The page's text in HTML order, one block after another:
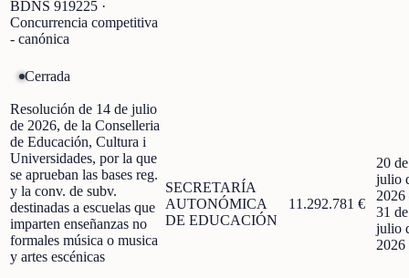
BDNS 919225 ·
Concurrencia competitiva
- canónica
Cerrada
Resolución de 14 de julio
de 2026, de la Conselleria
de Educación, Cultura i
Universidades, por la que
se aprueban las bases reg.
y la conv. de subv.
destinadas a escuelas que
imparten enseñanzas no
formales música o musica
y artes escénicas
SECRETARÍA
AUTONÓMICA
DE EDUCACIÓN
11.292.781 €
20 de
julio
2026
31 de
julio
2026